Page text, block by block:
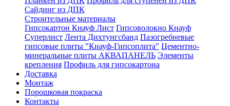
Сайдинг из ДПК
Строительные материалы
Гипсокартон Кнауф Лист Гипсоволокно Кнауф
Суперлист Лента Дихтунгсбанд Пазогребневые
гипсовые плиты "Кнауф-Гипсоплита" Цементно-
минеральные плиты АКВАПАНЕЛЬ Элементы
крепления Профиль для гипсокартона
Доставка
Монтаж
Порошковая покраска
Контакты